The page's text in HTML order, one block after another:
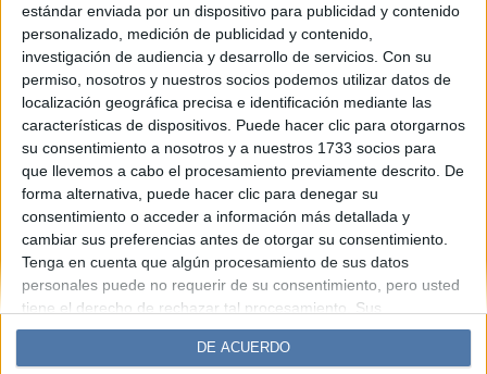
estándar enviada por un dispositivo para publicidad y contenido
personalizado, medición de publicidad y contenido,
investigación de audiencia y desarrollo de servicios. Con su
permiso, nosotros y nuestros socios podemos utilizar datos de
localización geográfica precisa e identificación mediante las
características de dispositivos. Puede hacer clic para otorgarnos
su consentimiento a nosotros y a nuestros 1733 socios para
que llevemos a cabo el procesamiento previamente descrito. De
forma alternativa, puede hacer clic para denegar su
consentimiento o acceder a información más detallada y
cambiar sus preferencias antes de otorgar su consentimiento.
Tenga en cuenta que algún procesamiento de sus datos
personales puede no requerir de su consentimiento, pero usted
tiene el derecho de rechazar tal procesamiento. Sus
preferencias se aplicarán solo a este sitio web. Puede cambiar
sus preferencias o retirar su consentimiento en cualquier
DE ACUERDO
Espacio Publicitario
Diario Perfil Caras Noticias
Fortuna
Hombre
Weekend Parabrisas
Supercampo
Lunateen